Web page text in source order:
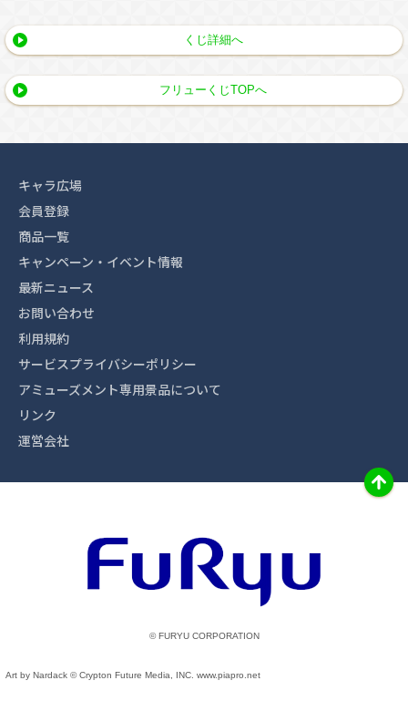
くじ詳細へ
フリューくじTOPへ
キャラ広場
会員登録
商品一覧
キャンペーン・イベント情報
最新ニュース
お問い合わせ
利用規約
サービスプライバシーポリシー
アミューズメント専用景品について
リンク
運営会社
© FURYU CORPORATION
Art by Nardack © Crypton Future Media, INC. www.piapro.net